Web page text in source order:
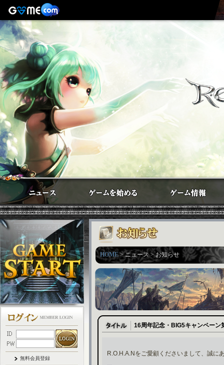
無料会員登録
HOME> ニュース > お知らせ
16周年記念・BIG5キャンペーン
R.O.H.A.Nをご愛顧くださいまして、誠に